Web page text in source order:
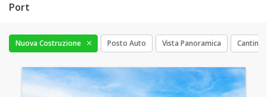
Port
Nuova Costruzione Posto Auto Vista Panoramica Cantina